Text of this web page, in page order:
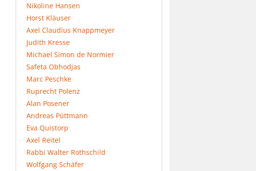
Nikoline Hansen
Horst Kläuser
Axel Claudius Knappmeyer
Judith Kresse
Michael Simon de Normier
Safeta Obhodjas
Marc Peschke
Ruprecht Polenz
Alan Posener
Andreas Püttmann
Eva Quistorp
Axel Reitel
Rabbi Walter Rothschild
Wolfgang Schäfer